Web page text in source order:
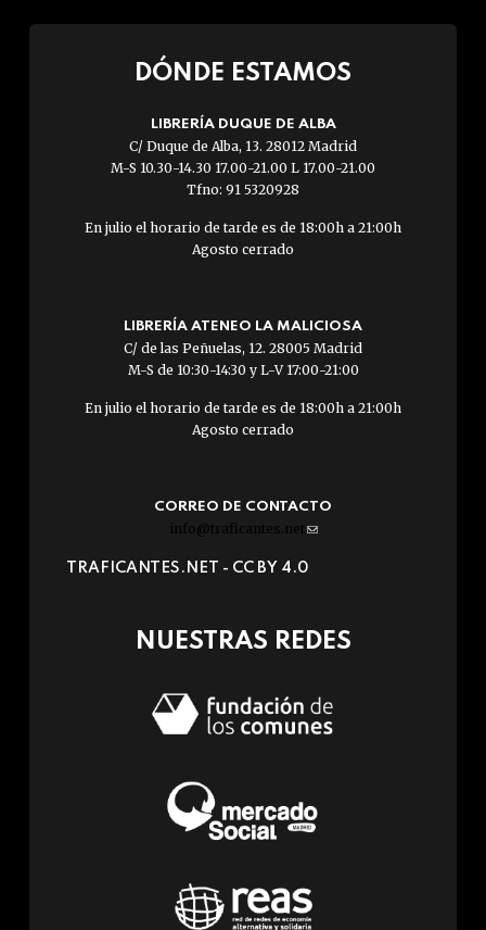
DÓNDE ESTAMOS
LIBRERÍA DUQUE DE ALBA
C/ Duque de Alba, 13. 28012 Madrid
M-S 10.30-14.30 17.00-21.00 L 17.00-21.00
Tfno: 91 5320928
En julio el horario de tarde es de 18:00h a 21:00h
Agosto cerrado
LIBRERÍA ATENEO LA MALICIOSA
C/ de las Peñuelas, 12. 28005 Madrid
M-S de 10:30-14:30 y L-V 17:00-21:00
En julio el horario de tarde es de 18:00h a 21:00h
Agosto cerrado
CORREO DE CONTACTO
info@traficantes.net (link
e-
TRAFICANTES.NET - CC BY 4.0
NUESTRAS REDES